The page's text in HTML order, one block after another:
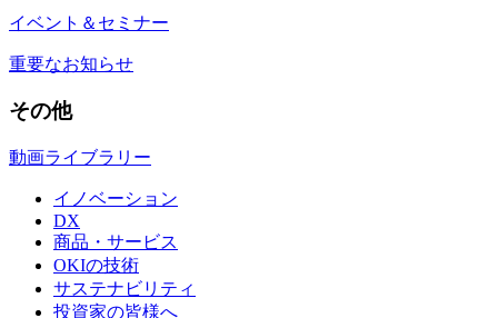
イベント＆セミナー
重要なお知らせ
その他
動画ライブラリー
イノベーション
DX
商品・サービス
OKIの技術
サステナビリティ
投資家の皆様へ